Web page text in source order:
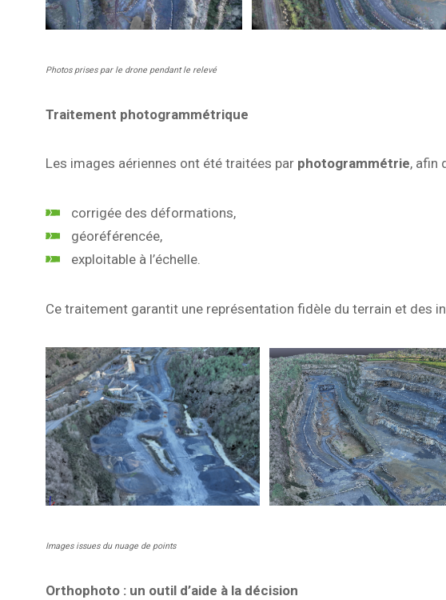
Photos prises par le drone pendant le relevé
Traitement photogrammétrique
Les images aériennes ont été traitées par photogrammétrie, afin
corrigée des déformations,
géoréférencée,
exploitable à l’échelle.
Ce traitement garantit une représentation fidèle du terrain et des
Images issues du nuage de points
Orthophoto : un outil d’aide à la décision